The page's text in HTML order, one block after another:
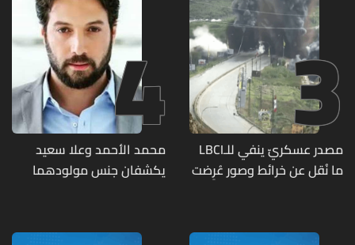
3
مصدر عسكريّ ينفي للـLBCI
ما نُقل عن خرائط وصور عُرِضت
تحت الأرض
4
محمد الأحمد وعلا سعيد
يكشفان جنس مولودهما